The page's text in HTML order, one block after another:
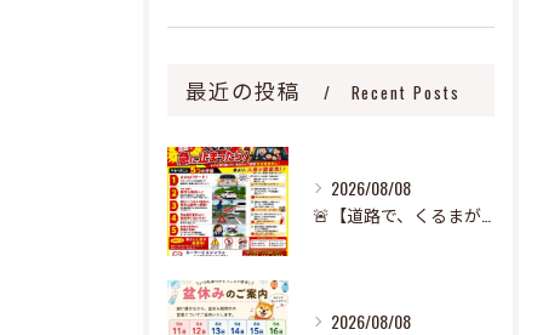
最近の投稿 Recent Posts
2026/08/08
2026/08/08